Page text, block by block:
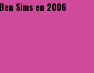
Sims en 2006